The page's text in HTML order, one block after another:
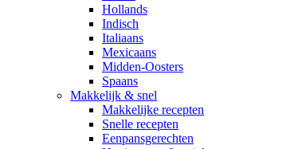
Hollands
Indisch
Italiaans
Mexicaans
Midden-Oosters
Spaans
Makkelijk & snel
Makkelijke recepten
Snelle recepten
Eenpansgerechten